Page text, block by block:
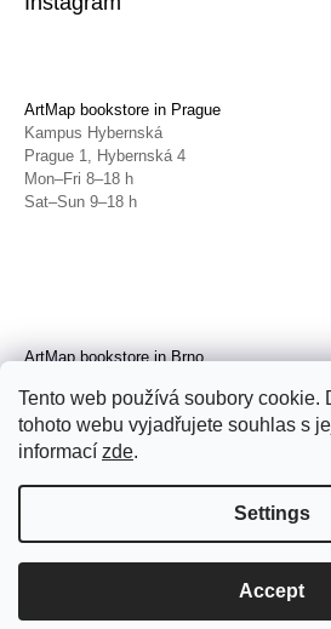
Tento web používá soubory cookie.
tohoto webu vyjadřujete souhlas s
informací zde.
Settings
Accept
ArtMap bookstore in Prague
Kampus Hybernská
Prague 1, Hybernská 4
Mon–Fri 8–18 h
Sat–Sun 9–18 h
ArtMap bookstore in Brno
Brno, Radnická 4
Tue–Fri 11–19 h
Sat 14–19 h
© 2026 ArtMap. All rights reserved.